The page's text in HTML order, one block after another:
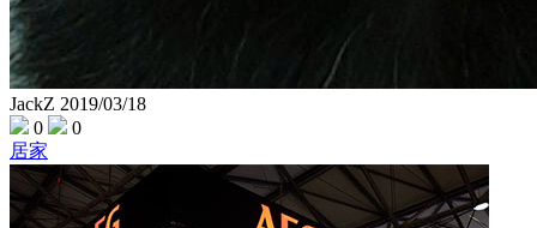
JackZ 2019/03/18
0
0
居家